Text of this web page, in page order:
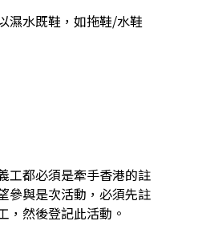
濕水既鞋，如拖鞋/水鞋
工都必須是牽手香港的註
參與是次活動，必須先註
，然後登記此活動。